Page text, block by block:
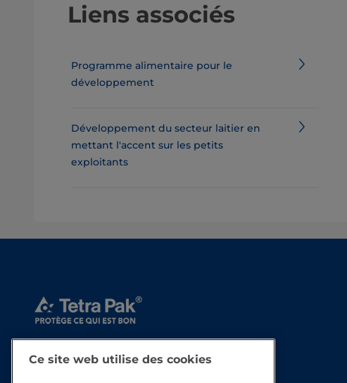
Liens associés
Programme alimentaire pour le
développement
Développement du secteur laitier en
mettant l'accent sur les petits
exploitants
Ce site web utilise des cookies